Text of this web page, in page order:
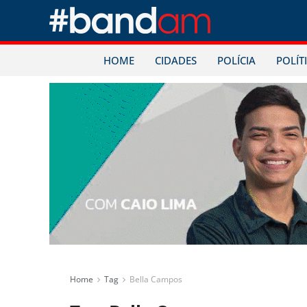
HOME CIDADES POLÍCIA
Home Tag Bella Campos